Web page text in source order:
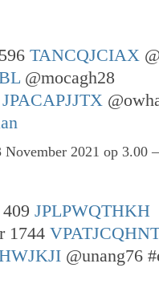
TANCQJCIAX
@mocagh28
JPACAPJJTX
November 2021 op 3.00
JPLPWQTHKH
1744
@unang76